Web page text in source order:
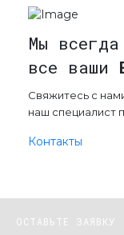
Мы
все ваши
Свяжитесь с
наш специалист
Контакты
ОСТАВЬТЕ ЗАЯВКУ